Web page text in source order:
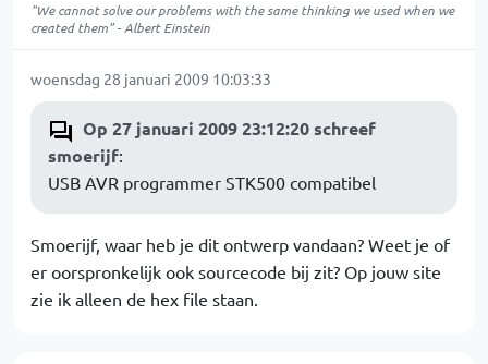
"We cannot solve our problems with the same thinking we used when we
created them" - Albert Einstein
woensdag 28 januari 2009 10:03:33
Op 27 januari 2009 23:12:20 schreef
smoerijf:
USB AVR programmer STK500 compatibel
Smoerijf, waar heb je dit ontwerp vandaan? Weet je of
er oorspronkelijk ook sourcecode bij zit? Op jouw site
zie ik alleen de hex file staan.